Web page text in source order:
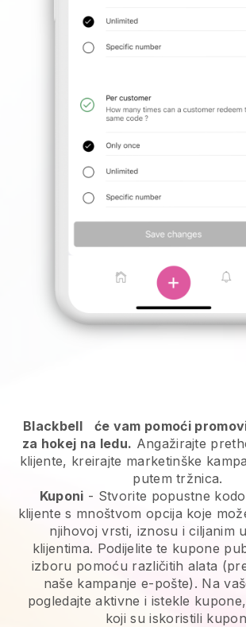
Blackbell
će vam pomoći
za hokej na ledu. Angažirajte
klijente, kreirajte marketinške
putem tržnica.
Kuponi - Stvorite popustne
klijente s mnoštvom opcija koje
njihovoj vrsti, iznosu i ciljanim
klijentima. Podijelite te kupone
izboru pomoću različitih alata
naše kampanje e-pošte). Na
pogledajte aktivne i istekle
koji su iskoristili